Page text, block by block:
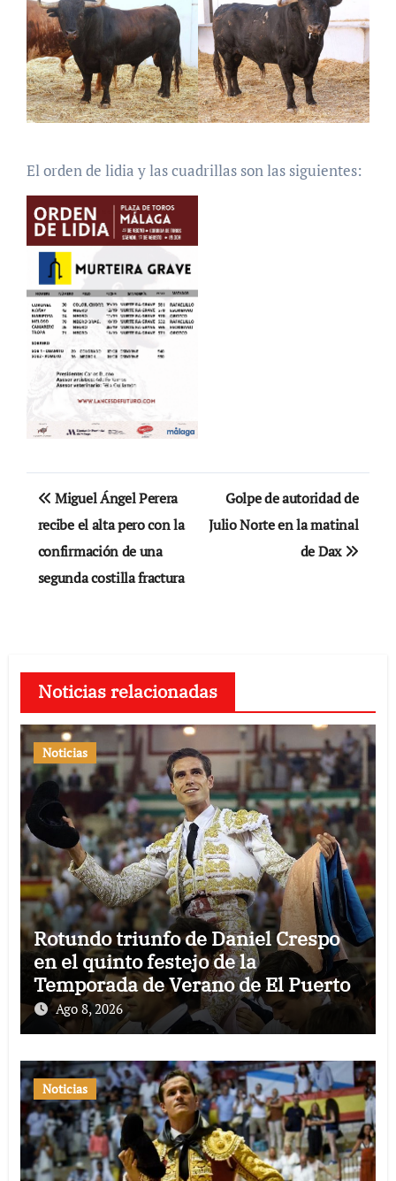
El orden de lidia y las cuadrillas son las siguientes:
Navegación
de
entradas
Miguel Ángel Perera
recibe el alta pero con la
confirmación de una
segunda costilla fractura
Golpe de autoridad de
Julio Norte en la matinal
de Dax
Noticias relacionadas
Noticias
Rotundo triunfo de Daniel Crespo
en el quinto festejo de la
Temporada de Verano de El Puerto
Ago 8, 2026
Noticias